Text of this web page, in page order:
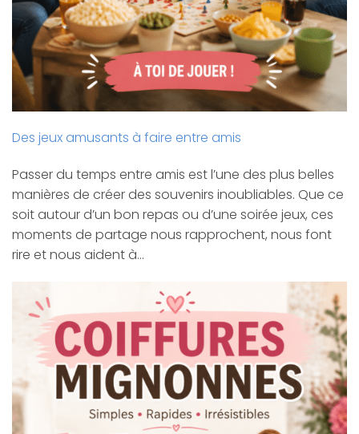
Des jeux amusants à faire entre amis
Passer du temps entre amis est l’une des plus belles
manières de créer des souvenirs inoubliables. Que ce
soit autour d’un bon repas ou d’une soirée jeux, ces
moments de partage nous rapprochent, nous font
rire et nous aident à…